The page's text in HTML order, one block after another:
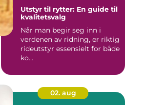
Utstyr til rytter: En guide til
kvalitetsvalg
Når man begir seg inn i
verdenen av ridning, er riktig
rideutstyr essensielt for både
ko...
02. aug